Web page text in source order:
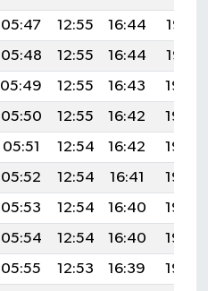
05:47 12:55 16:44
19:53
05:48 12:55 16:44
19:52
05:49 12:55 16:43
19:50
05:50 12:55 16:42
19:49
05:51 12:54 16:42
19:48
05:52 12:54 16:41
19:46
05:53 12:54 16:40
19:45
05:54 12:54 16:40
19:43
05:55 12:53 16:39
19:42